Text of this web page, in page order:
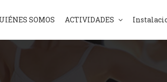
SOMOS ACTIVIDADES